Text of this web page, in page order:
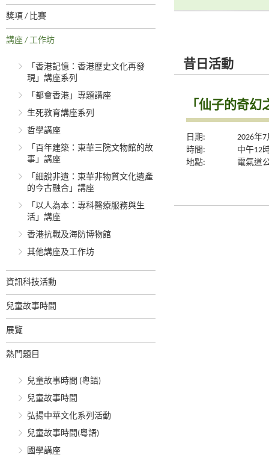
獎項 / 比賽
講座 / 工作坊
「香港記憶：香港歷史文化再發
現」講座系列
「都會香港」專題講座
生死教育講座系列
哲學講座
「百年建築：東華三院文物館的故
事」講座
「細說非遺：東華非物質文化遺產
的今古融合」講座
「以人為本：專科醫療服務與生
活」講座
香港抗戰及海防博物館
其他講座及工作坊
資訊科技活動
兒童故事時間
展覽
熱門題目
兒童故事時間 (粵語)
兒童故事時間
弘揚中華文化系列活動
兒童故事時間(粵語)
國學講座
昔日活動
「仙子的奇
日期:
2026年
時間:
中午12
地點:
電氣道